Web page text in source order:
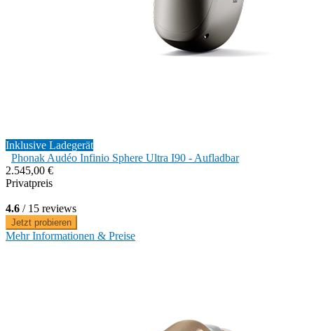
Inklusive Ladegerät
Phonak Audéo Infinio Sphere Ultra I90 - Aufladbar
2.545,00 €
Privatpreis
4.6 / 15 reviews
Jetzt probieren
Mehr Informationen & Preise